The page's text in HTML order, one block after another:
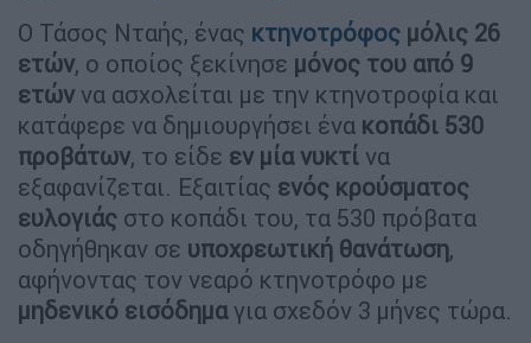
Ο Τάσος Νταής, ένας κτηνοτρόφος μόλις 26
ετών, ο οποίος ξεκίνησε μόνος του από 9
ετών να ασχολείται με την κτηνοτροφία και
κατάφερε να δημιουργήσει ένα κοπάδι 530
προβάτων, το είδε εν μία νυκτί να
εξαφανίζεται. Εξαιτίας ενός κρούσματος
ευλογιάς στο κοπάδι του, τα 530 πρόβατα
οδηγήθηκαν σε υποχρεωτική θανάτωση,
αφήνοντας τον νεαρό κτηνοτρόφο με
μηδενικό εισόδημαγια σχεδόν 3 μήνες τώρα.